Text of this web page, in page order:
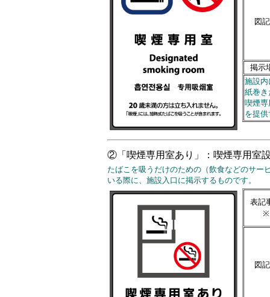
図
掲示
施設内
紙巻き
喫煙専
を提
②「喫煙専用室あり」：喫煙専用室
たばこを吸うだけのための（飲食などのサー
いる際に、施設入口に掲示するものです。
表記
※
図